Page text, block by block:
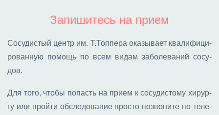
Запишитесь на прием
Со­су­ди­стый центр им. Т.Топ­пе­ра ока­зы­ва­ет ква­ли­фи­ци­
ро­ван­ную по­мощь по всем ви­дам за­бо­ле­ва­ний со­су­
дов.
Для то­го, что­бы по­пасть на при­ем к со­су­ди­сто­му хи­рур­
гу или прой­ти об­сле­до­ва­ние про­сто по­зво­ни­те по те­ле­